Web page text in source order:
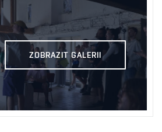
ZOBRAZIT GALERII